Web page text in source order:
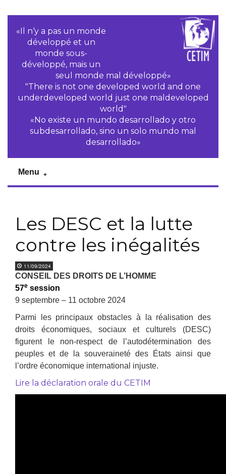
«Il n‘y a pas un monde
développé et un
monde sous-
développé, mais un
seul monde mal développé»
"There is not one developed world and one
underdeveloped world just one maldeveloped
world"
«No existe un mundo desarrollado y otro
subdesarrollado, sino un solo mundo mal
desarrollado»
Menu
Les DESC et la lutte
contre les inégalités
11/09/2024
CONSEIL DES DROITS DE L’HOMME
57e session
9 septembre – 11 octobre 2024
Parmi les principaux obstacles à la réalisation des
droits économiques, sociaux et culturels (DESC)
figurent le non-respect de l’autodétermination des
peuples et de la souveraineté des États ainsi que
l’ordre économique international injuste.
Lire la déclaration orale du CETIM